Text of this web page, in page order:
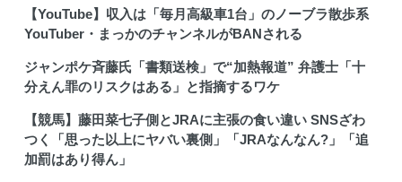
【YouTube】収入は「毎月高級車1台」のノーブラ散歩系
YouTuber・まっかのチャンネルがBANされる
ジャンポケ斉藤氏「書類送検」で“加熱報道” 弁護士「十
分えん罪のリスクはある」と指摘するワケ
【競馬】藤田菜七子側とJRAに主張の食い違い SNSざわ
つく「思った以上にヤバい裏側」「JRAなんなん?」「追
加罰はあり得ん」